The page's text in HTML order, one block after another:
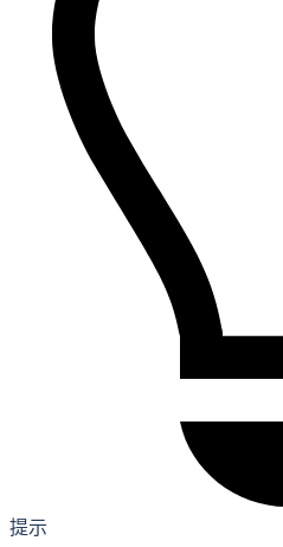
提示